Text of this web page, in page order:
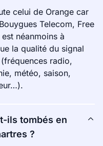
celui de Orange car
Telecom, Free
néanmoins à
la qualité du signal
radio,
météo, saison,
ils tombés en
?